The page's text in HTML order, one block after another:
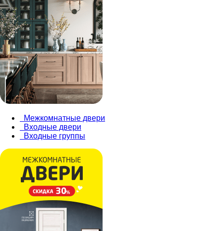
Межкомнатные двери
Входные двери
Входные группы